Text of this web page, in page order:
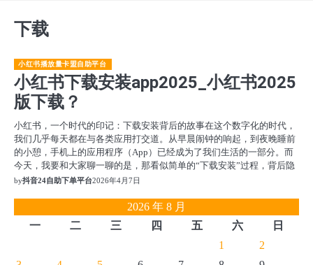
下载
小红书播放量卡盟自助平台
小红书下载安装app2025_小红书2025
版下载？
小红书，一个时代的印记：下载安装背后的故事在这个数字化的时代，
我们几乎每天都在与各类应用打交道。从早晨闹钟的响起，到夜晚睡前
的小憩，手机上的应用程序（App）已经成为了我们生活的一部分。而
今天，我要和大家聊一聊的是，那看似简单的“下载安装”过程，背后隐
by抖音24自助下单平台2026年4月7日
2026 年 8 月
一
二 三 四 五 六
日
1
2